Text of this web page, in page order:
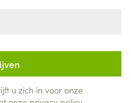
u zich in voor onze